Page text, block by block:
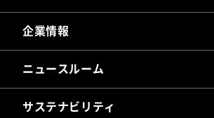
企業情報
ニュースルーム
サステナビリティ